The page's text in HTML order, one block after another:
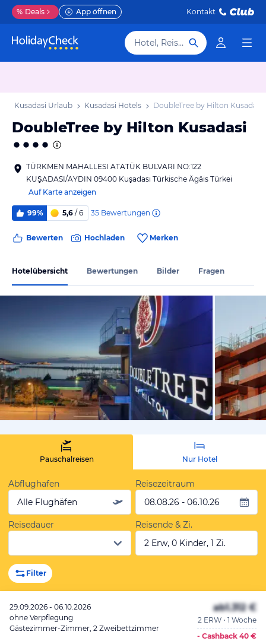
% Deals App öffnen Kontakt
Hotel, Reiseziel
Kusadasi Urlaub Kusadasi Hotels DoubleTree by Hilton Kusadasi
DoubleTree by Hilton Kusadasi
TÜRKMEN MAHALLESI ATATÜK BULVARI NO:122
KUŞADASI/AYDIN 09400 Kuşadası Türkische Ägäis Türkei
Auf Karte anzeigen
99% 5,6 / 6 35 Bewertungen
Bewerten Hochladen Merken
Hotelübersicht Bewertungen Bilder Fragen
vom
Pauschalreisen Nur Hotel
Abflughafen
Alle Flughäfen
Reisezeitraum
08.08.26 - 06.10.26
Reisedauer
Reisende & Zi.
2 Erw, 0 Kinder, 1 Zi.
Filter
29.09.2026 - 06.10.2026
ohne Verpflegung
Gästezimmer-Zimmer, 2 Zweibettzimmer
ab1.312 €
2 ERW • 1 Woche
- Cashback 40 €